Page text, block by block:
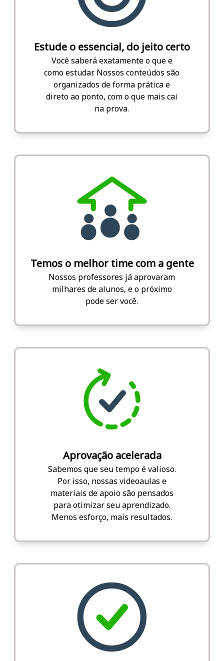
Estude o essencial, do jeito certo
Você saberá exatamente o que e
como estudar. Nossos conteúdos são
organizados de forma prática e
direto ao ponto, com o que mais cai
na prova.
Temos o melhor time com a gente
Nossos professores já aprovaram
milhares de alunos, e o próximo
pode ser você.
Aprovação acelerada
Sabemos que seu tempo é valioso.
Por isso, nossas videoaulas e
materiais de apoio são pensados
para otimizar seu aprendizado.
Menos esforço, mais resultados.